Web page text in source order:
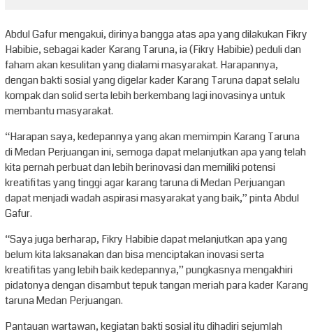
Abdul Gafur mengakui, dirinya bangga atas apa yang dilakukan Fikry
Habibie, sebagai kader Karang Taruna, ia (Fikry Habibie) peduli dan
faham akan kesulitan yang dialami masyarakat. Harapannya,
dengan bakti sosial yang digelar kader Karang Taruna dapat selalu
kompak dan solid serta lebih berkembang lagi inovasinya untuk
membantu masyarakat.
“Harapan saya, kedepannya yang akan memimpin Karang Taruna
di Medan Perjuangan ini, semoga dapat melanjutkan apa yang telah
kita pernah perbuat dan lebih berinovasi dan memiliki potensi
kreatifitas yang tinggi agar karang taruna di Medan Perjuangan
dapat menjadi wadah aspirasi masyarakat yang baik,” pinta Abdul
Gafur.
“Saya juga berharap, Fikry Habibie dapat melanjutkan apa yang
belum kita laksanakan dan bisa menciptakan inovasi serta
kreatifitas yang lebih baik kedepannya,” pungkasnya mengakhiri
pidatonya dengan disambut tepuk tangan meriah para kader Karang
taruna Medan Perjuangan.
Pantauan wartawan, kegiatan bakti sosial itu dihadiri sejumlah